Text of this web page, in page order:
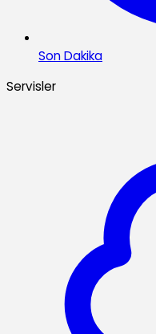
Son Dakika
Servisler